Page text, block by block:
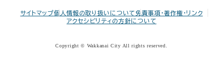
サイトマップ個人情報の取り扱いについて免責事項・著作権・リンク
アクセシビリティの方針について
Copyright © Wakkanai City All rights reserved.